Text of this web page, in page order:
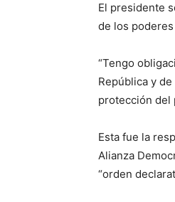
El presidente
de los
“Tengo
República y
protección del
Esta fue la
Alianza
“orden